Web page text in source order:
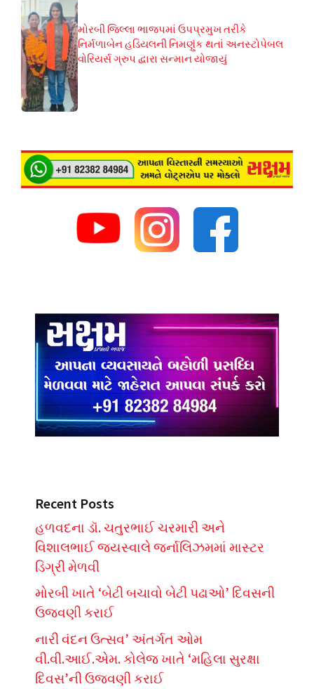
મોરબી જિલ્લા ભાજપમાં ઉપપ્રમુખ તરીકે
નિર્મળાબેન હડિયલની નિમણુંક થતાં અનસ્ટોપેબલ
વોરિયર્સ ગ્રુપ દ્વારા સન્માન યોજાયું
Recent Posts
હળવદના ડૉ. ચતુરભાઈ ચરમારી અને
વિશાલભાઈ જયસ્વાલે જર્નાલિઝમમાં માસ્ટર
ડિગ્રી મેળવી
મોરબી ખાતે ‘બેટી બચાવો બેટી પઢાઓ’ દિવસની
ઉજવણી કરાઈ
નારી વંદન ઉત્સવ’ અંતર્ગત ઓમ
વી.વી.આઈ.એમ. કોલેજ ખાતે ‘મહિલા સુરક્ષા
દિવસ’ની ઉજવણી કરાઈ